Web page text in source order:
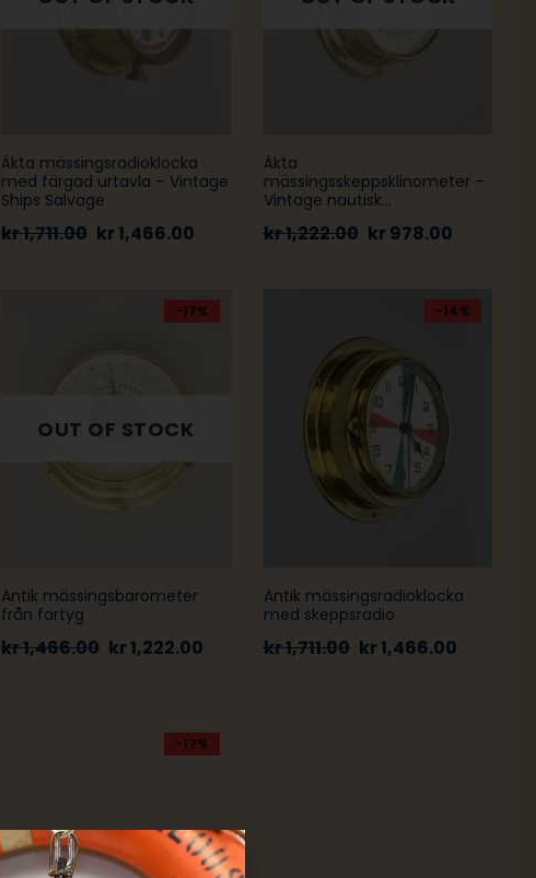
Äkta mässingsradioklocka
med färgad urtavla – Vintage
Ships Salvage
kr1,711.00 kr1,466.00
Äkta
mässingsskeppsklinometer –
Vintage nautisk
kr1,222.00 kr978.00
-17%
Antik mässingsbarometer
från fartyg
kr1,466.00 kr1,222.00
-14%
Antik mässingsradioklocka
med skeppsradio
kr1,711.00 kr1,466.00
-17%-14%